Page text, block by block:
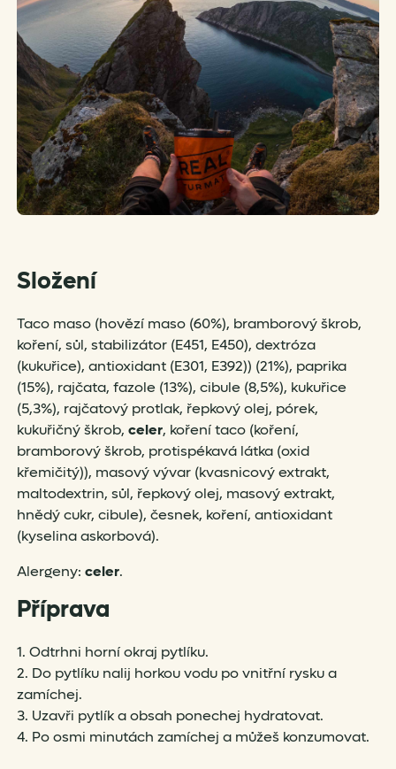
Složení
Taco maso (hovězí maso (60%), bramborový škrob,
koření, sůl, stabilizátor (E451, E450), dextróza
(kukuřice), antioxidant (E301, E392)) (21%), paprika
(15%), rajčata, fazole (13%), cibule (8,5%), kukuřice
(5,3%), rajčatový protlak, řepkový olej, pórek,
kukuřičný škrob, celer, koření taco (koření,
bramborový škrob, protispékavá látka (oxid
křemičitý)), masový vývar (kvasnicový extrakt,
maltodextrin, sůl, řepkový olej, masový extrakt,
hnědý cukr, cibule), česnek, koření, antioxidant
(kyselina askorbová).
Alergeny: celer.
Příprava
1. Odtrhni horní okraj pytlíku.
2. Do pytlíku nalij horkou vodu po vnitřní rysku a
zamíchej.
3. Uzavři pytlík a obsah ponechej hydratovat.
4. Po osmi minutách zamíchej a můžeš konzumovat.